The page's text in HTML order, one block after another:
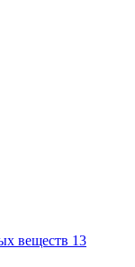
веществ 13